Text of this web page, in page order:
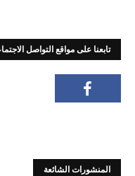
تابعنا على مواقع التواصل
المنشورات الشائعة